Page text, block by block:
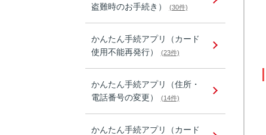
盗難時のお手続き）
(30件)
かんたん手続アプリ（カード
使用不能再発行）
(23件)
かんたん手続アプリ（住所・
電話番号の変更）
(14件)
かんたん手続アプリ（カード